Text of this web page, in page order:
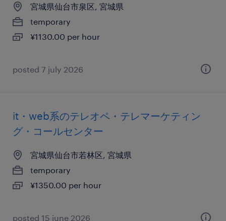
宮城県仙台市泉区, 宮城県
temporary
¥1130.00 per hour
posted 7 july 2026
it・web系のテレオペ・テレマーケティン
グ・コールセンター
宮城県仙台市若林区, 宮城県
temporary
¥1350.00 per hour
posted 15 june 2026